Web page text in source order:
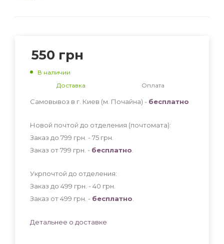
550 грн
В наличии
Доставка
Оплата
Самовывоз в г. Киев (м. Почайна) - бесплатно
Новой почтой до отделения (почтомата):
Заказ до 799 грн. - 75 грн
Заказ от 799 грн. - бесплатно
Укрпочтой до отделения:
Заказ до 499 грн. - 40 грн
Заказ от 499 грн. - бесплатно
Детальнее о доставке